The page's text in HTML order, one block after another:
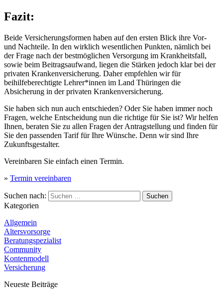
Fazit:
Beide Versicherungsformen haben auf den ersten Blick ihre Vor-
und Nachteile. In den wirklich wesentlichen Punkten, nämlich bei
der Frage nach der bestmöglichen Versorgung im Krankheitsfall,
sowie beim Beitragsaufwand, liegen die Stärken jedoch klar bei der
privaten Krankenversicherung. Daher empfehlen wir für
beihilfeberechtigte Lehrer*innen im Land Thüringen die
Absicherung in der privaten Krankenversicherung.
Sie haben sich nun auch entschieden? Oder Sie haben immer noch
Fragen, welche Entscheidung nun die richtige für Sie ist? Wir helfen
Ihnen, beraten Sie zu allen Fragen der Antragstellung und finden für
Sie den passenden Tarif für Ihre Wünsche. Denn wir sind Ihre
Zukunftsgestalter.
Vereinbaren Sie einfach einen Termin.
» Termin vereinbaren
Suchen nach:
Kategorien
Allgemein
Altersvorsorge
Beratungspezialist
Community
Kontenmodell
Versicherung
Neueste Beiträge